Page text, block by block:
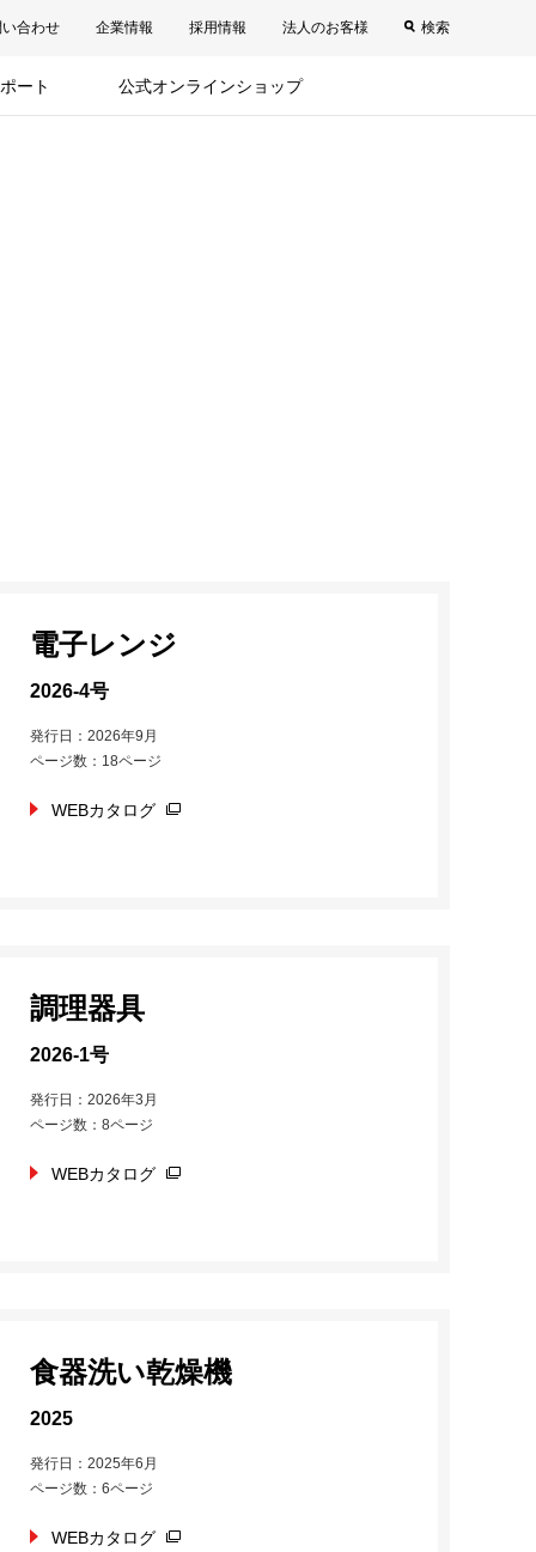
合わせ 企業情報 採用情報 法人のお客様 検索
ート 公式オンラインショップ
電子レンジ
2026-4号
発行日：2026年9月
ページ数：18ページ
WEBカタログ
調理器具
2026-1号
発行日：2026年3月
ページ数：8ページ
WEBカタログ
食器洗い乾燥機
2025
発行日：2025年6月
ページ数：6ページ
WEBカタログ